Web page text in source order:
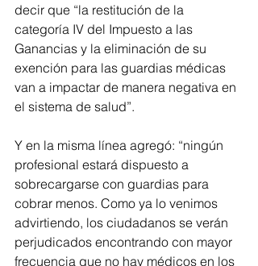
decir que “la restitución de la
categoría IV del Impuesto a las
Ganancias y la eliminación de su
exención para las guardias médicas
van a impactar de manera negativa en
el sistema de salud”.
Y en la misma línea agregó: “ningún
profesional estará dispuesto a
sobrecargarse con guardias para
cobrar menos. Como ya lo venimos
advirtiendo, los ciudadanos se verán
perjudicados encontrando con mayor
frecuencia que no hay médicos en los